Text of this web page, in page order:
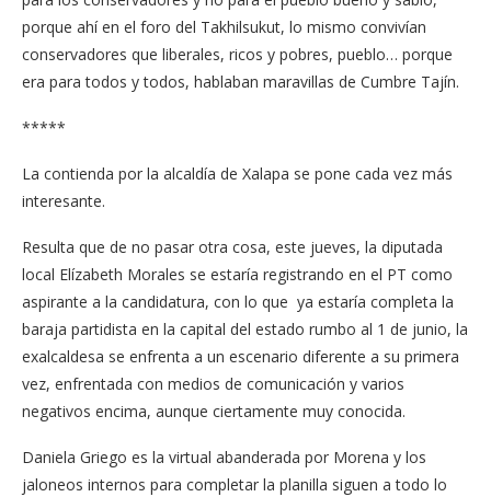
porque ahí en el foro del Takhilsukut, lo mismo convivían
conservadores que liberales, ricos y pobres, pueblo… porque
era para todos y todos, hablaban maravillas de Cumbre Tajín.
*****
La contienda por la alcaldía de Xalapa se pone cada vez más
interesante.
Resulta que de no pasar otra cosa, este jueves, la diputada
local Elízabeth Morales se estaría registrando en el PT como
aspirante a la candidatura, con lo que ya estaría completa la
baraja partidista en la capital del estado rumbo al 1 de junio, la
exalcaldesa se enfrenta a un escenario diferente a su primera
vez, enfrentada con medios de comunicación y varios
negativos encima, aunque ciertamente muy conocida.
Daniela Griego es la virtual abanderada por Morena y los
jaloneos internos para completar la planilla siguen a todo lo